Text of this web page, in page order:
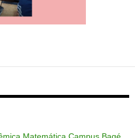
Matemática Campus Bagé